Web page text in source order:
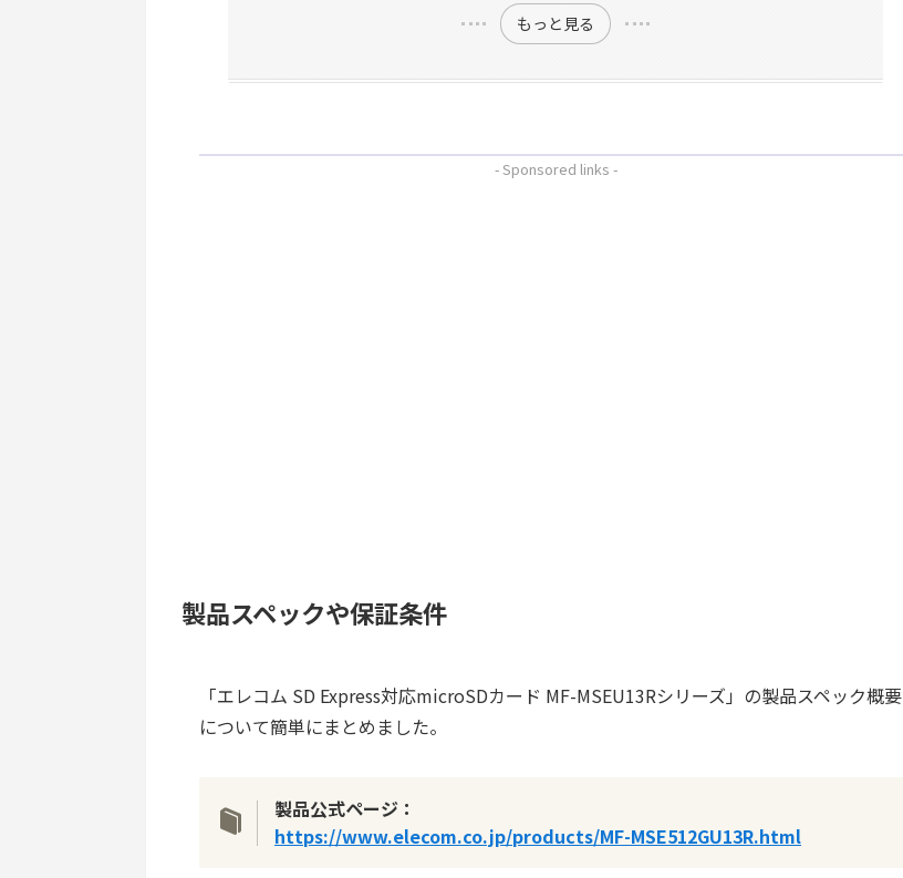
もっと見る
- Sponsored links -
製品スペックや保証条件
「エレコム SD Express対応microSDカード MF-MSEU13Rシリーズ」の製品スペック概要
について簡単にまとめました。
製品公式ページ：
https://www.elecom.co.jp/products/MF-MSE512GU13R.html